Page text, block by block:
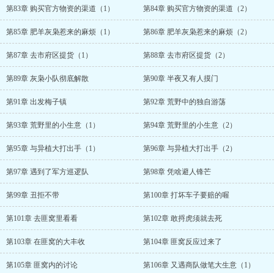
第83章 购买官方物资的渠道（1） 第84章 购买官方物资的渠道（2）
第85章 肥羊灰枭惹来的麻烦（1） 第86章 肥羊灰枭惹来的麻烦（2）
第87章 去市府区提货（1） 第88章 去市府区提货（2）
第89章 灰枭小队彻底解散 第90章 半夜又有人摸门
第91章 出发梅子镇 第92章 荒野中的独自游荡
第93章 荒野里的小生意（1） 第94章 荒野里的小生意（2）
第95章 与异植大打出手（1） 第96章 与异植大打出手（2）
第97章 遇到了军方巡逻队 第98章 凭啥避人锋芒
第99章 丑拒不带 第100章 打坏车子要赔的喔
第101章 去匪窝里看看 第102章 敢捋虎须就去死
第103章 在匪窝的大丰收 第104章 匪窝反应过来了
第105章 匪窝内的讨论 第106章 又遇商队做笔大生意（1）